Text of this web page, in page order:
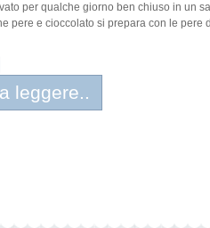
per qualche giorno ben chiuso in un
pere e cioccolato si prepara con le pere
leggere..